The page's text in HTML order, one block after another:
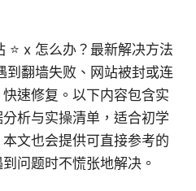
⭐ x 怎么办？最新解决方法
到翻墙失败、网站被封或连
速修复。以下内容包含实
析与实操清单，适合初学
文也会提供可直接参考的
问题时不慌张地解决。